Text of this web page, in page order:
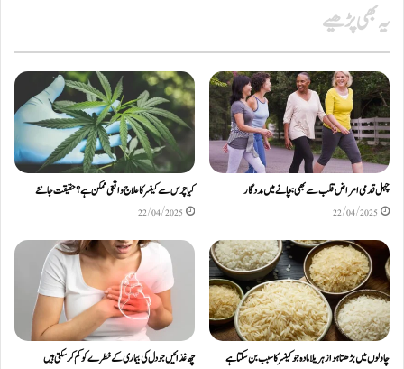
یہ بھی پڑھیے
چہل قدمی امراض قلب سے بھی بچانے میں مددگار
22/04/2025
کیا چرس سے کینسر کا علاج واقعی ممکن ہے؟ حقیقت جانئے
22/04/2025
چاولوں میں بڑھتا ہوا زہریلا مادہ جو کینسر کا سبب بن سکتا ہے چھ غذائیں جو دل کی بیماری کے خطرے کو کم کر سکتی ہیں